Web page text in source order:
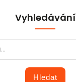
Vyhledávání
Hledat